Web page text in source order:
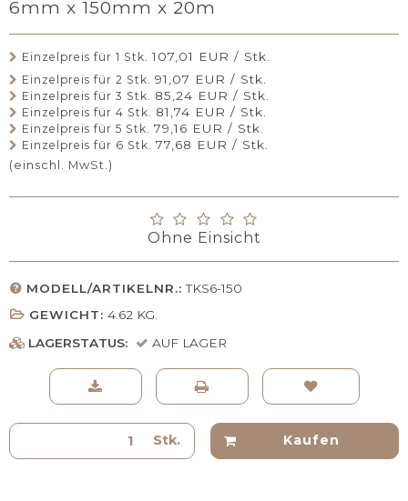
6mm x 150mm x 20m
Einzelpreis für 1 Stk. 107,01 EUR / Stk.
Einzelpreis für 2 Stk. 91,07 EUR / Stk.
Einzelpreis für 3 Stk. 85,24 EUR / Stk.
Einzelpreis für 4 Stk. 81,74 EUR / Stk.
Einzelpreis für 5 Stk. 79,16 EUR / Stk.
Einzelpreis für 6 Stk. 77,68 EUR / Stk.
(einschl. MwSt.)
Ohne Einsicht
MODELL/ARTIKELNR.: TKS6-150
GEWICHT: 4.62 KG.
LAGERSTATUS:
AUF LAGER
Stk. Kaufen